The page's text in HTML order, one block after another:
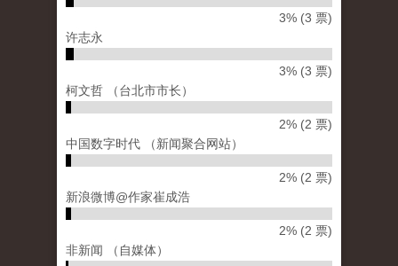
3% (3 票)
许志永
3% (3 票)
柯文哲 （台北市市长）
2% (2 票)
中国数字时代 （新闻聚合网站）
2% (2 票)
新浪微博@作家崔成浩
2% (2 票)
非新闻 （自媒体）